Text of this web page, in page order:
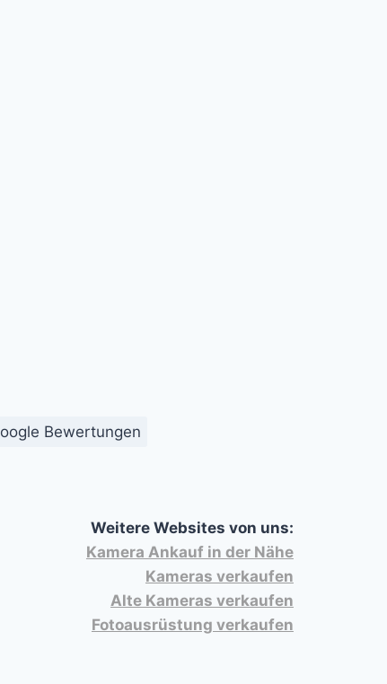
Bewertungen
Weitere Websites von uns:
Kamera Ankauf in der Nähe
Kameras verkaufen
Alte Kameras verkaufen
Fotoausrüstung verkaufen